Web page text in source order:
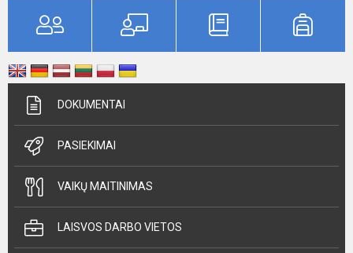
DOKUMENTAI
PASIEKIMAI
VAIKŲ MAITINIMAS
LAISVOS DARBO VIETOS